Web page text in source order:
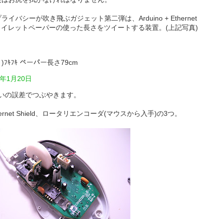
イバシーが吹き飛ぶガジェット第二弾は、Arduino + Ethernet
レットペーパーの使った長さをツイートする装置。(上記写真)
ﾌｷﾌｷ ペーパー長さ79cm
1月20日
誤差でつぶやきます。
Shield、ロータリエンコーダ(マウスから入手)の3つ。